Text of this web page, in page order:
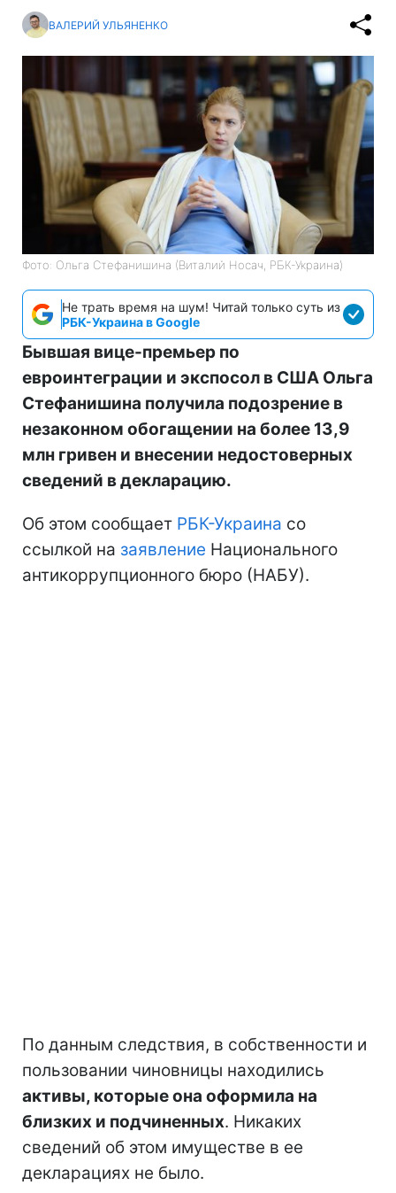
ВАЛЕРИЙ УЛЬЯНЕНКО
Фото: Ольга Стефанишина (Виталий Носач, РБК-Украина)
Не трать время на шум! Читай только суть из
РБК-Украина в Google
Бывшая вице-премьер по
евроинтеграции и экспосол в США Ольга
Стефанишина получила подозрение в
незаконном обогащении на более 13,9
млн гривен и внесении недостоверных
сведений в декларацию.
Об этом сообщает РБК-Украина со
ссылкой на заявление Национального
антикоррупционного бюро (НАБУ).
По данным следствия, в собственности и
пользовании чиновницы находились
активы, которые она оформила на
близких и подчиненных. Никаких
сведений об этом имуществе в ее
декларациях не было.